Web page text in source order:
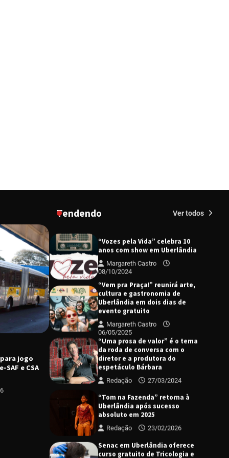
jogo
e CSA
CULTURA DESTAQUE
Prefeitura promove programação
cultural para celebração dos 138 anos de
Uberlândia
Margareth Castro 05/08/2026
Tendendo Ver todos
“Experiência Rio” no dia 17 de
“Vozes pela Vida” celebra 10
anos com show em Uberlândia
Margareth Castro
08/10/2024
“Vem pra Praça!” reunirá arte,
cultura e gastronomia de
Uberlândia em dois dias de
evento gratuito
Margareth Castro
06/05/2025
“Uma prosa de valor” é o tema
da roda de conversa com o
diretor e a produtora do
espetáculo Bárbara
Redação 27/03/2024
“Tom na Fazenda” retorna à
Uberlândia após sucesso
absoluto em 2025
Redação 23/02/2026
Senac em Uberlândia oferece
curso gratuito de Tricologia e